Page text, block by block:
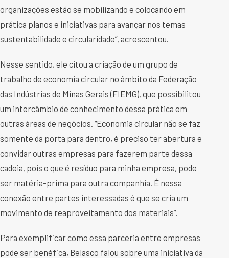
organizações estão se mobilizando e colocando em
prática planos e iniciativas para avançar nos temas
sustentabilidade e circularidade”, acrescentou.
Nesse sentido, ele citou a criação de um grupo de
trabalho de economia circular no âmbito da Federação
das Indústrias de Minas Gerais (FIEMG), que possibilitou
um intercâmbio de conhecimento dessa prática em
outras áreas de negócios. “Economia circular não se faz
somente da porta para dentro, é preciso ter abertura e
convidar outras empresas para fazerem parte dessa
cadeia, pois o que é resíduo para minha empresa, pode
ser matéria-prima para outra companhia. É nessa
conexão entre partes interessadas é que se cria um
movimento de reaproveitamento dos materiais”.
Para exemplificar como essa parceria entre empresas
pode ser benéfica, Belasco falou sobre uma iniciativa da